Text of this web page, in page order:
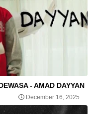
- AMAD DAYYAN
December 16, 2025